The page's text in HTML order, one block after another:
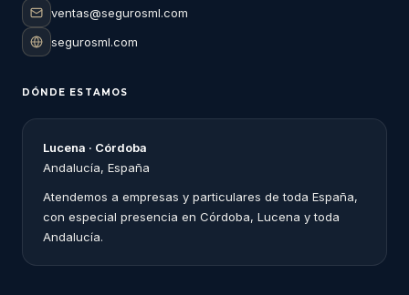
ventas@segurosml.com
segurosml.com
DÓNDE ESTAMOS
Lucena · Córdoba
Andalucía, España
Atendemos a empresas y particulares de toda España,
con especial presencia en Córdoba, Lucena y toda
Andalucía.